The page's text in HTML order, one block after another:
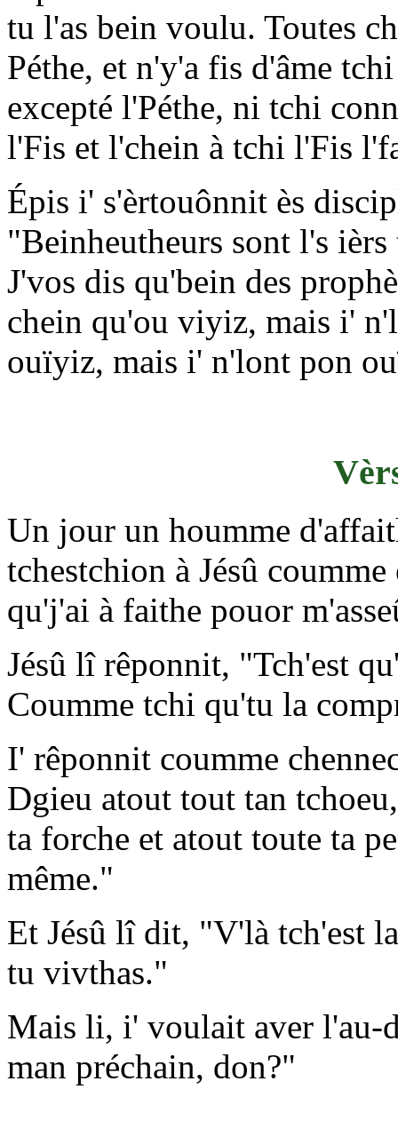
tu l'as bein voulu. Toutes
Péthe, et n'y'a fis d'âme
excepté l'Péthe, ni tchi
l'Fis et l'chein à tchi l'Fis
Épis i' s'èrtouônnit ès
"Beinheutheurs sont l's
J'vos dis qu'bein des
chein qu'ou viyiz, mais i'
ouïyiz, mais i' n'lont pon
Un jour un houmme
tchestchion à Jésû
qu'j'ai à faithe pouor
Jésû lî rêponnit, "Tch'est
Coumme tchi qu'tu la
I' rêponnit coumme
Dgieu atout tout tan
ta forche et atout toute ta
même."
Et Jésû lî dit, "V'là tch'est
tu vivthas."
Mais li, i' voulait aver l'au-
man préchain, don?"